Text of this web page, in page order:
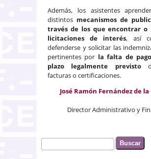
Además, los asistentes
distintos mecanismos de
través de los que encontrar o
licitaciones de interés, así
defenderse y solicitar las
pertinentes por la falta de
plazo legalmente previsto
facturas o certificaciones.
José Ramón Fernández de la
Director Administrativo y
Formulario de
Buscar